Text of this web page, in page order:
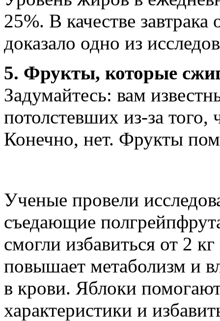
25%. В качестве
доказало одно из
5. Фрукты, которые
Задумайтесь: вам
потолстевших из-за
Конечно, нет. Фрукты
Ученые провели
съедающие
смогли избавиться от 2
повышает метаболизм и
в крови. Яблоки
характеристики и